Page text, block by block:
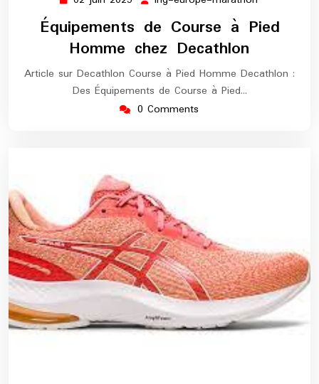
2025
europe-
marathon
Équipements de Course à Pied
Homme chez Decathlon
Article sur Decathlon Course à Pied Homme Decathlon :
Des Équipements de Course à Pied…
0 Comments